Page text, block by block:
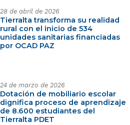
28 de abril de 2026
Tierralta transforma su realidad
rural con el inicio de 534
unidades sanitarias financiadas
por OCAD PAZ
24 de marzo de 2026
Dotación de mobiliario escolar
dignifica proceso de aprendizaje
de 8.600 estudiantes del
Tierralta PDET